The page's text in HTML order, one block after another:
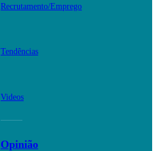
Recrutamento/Emprego
Tendências
Videos
Opinião